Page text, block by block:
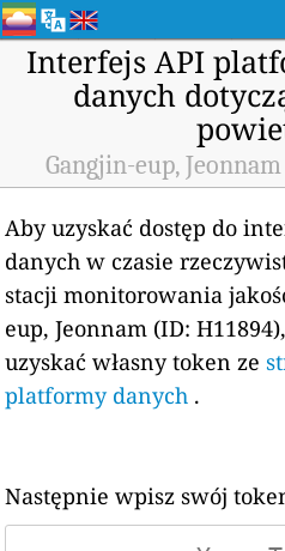
Interfejs API
danych
Gangjin-eup,
Aby uzyskać dostęp do
danych w czasie
stacji monitorowania
eup, Jeonnam (ID:
uzyskać własny token ze
platformy danych .
Następnie wpisz swój